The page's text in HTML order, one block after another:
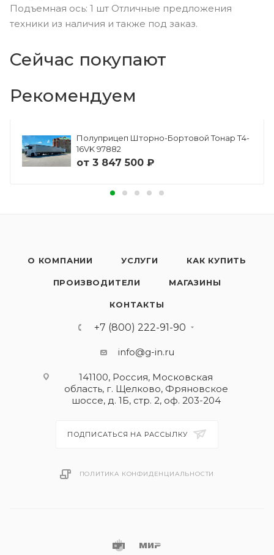
Подъемная ось: 1 шт Отличные предложения
техники из наличия и также под заказ.
Сейчас покупают
Рекомендуем
Полуприцеп Шторно-Бортовой Тонар Т4-
16VK 97882
от 3 847 500 ₽
О КОМПАНИИ УСЛУГИ КАК КУПИТЬ
ПРОИЗВОДИТЕЛИ МАГАЗИНЫ
КОНТАКТЫ
+7 (800) 222-91-90
info@g-in.ru
141100, Россия, Московская
область, г. Щелково, Фряновское
шоссе, д. 1Б, стр. 2, оф. 203-204
ПОДПИСАТЬСЯ НА РАССЫЛКУ
ПОЛИТИКА КОНФИДЕНЦИАЛЬНОСТИ